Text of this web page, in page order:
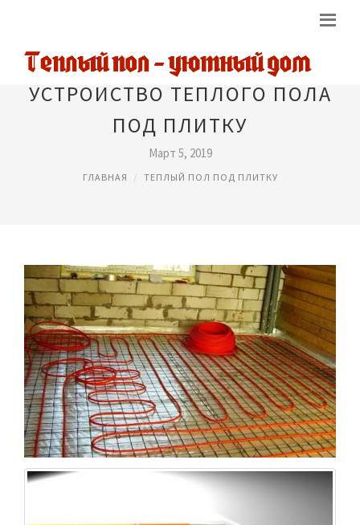
УСТРОЙСТВО ТЕПЛОГО ПОЛА
ПОД ПЛИТКУ
Март 5, 2019
ГЛАВНАЯ ТЕПЛЫЙ ПОЛ ПОД ПЛИТКУ